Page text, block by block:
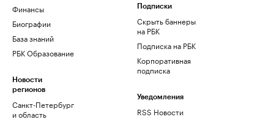
Финансы
Биографии
База знаний
РБК Образование
Новости
регионов
Санкт-Петербург
и область
Подписки
Скрыть баннеры
на РБК
Подписка на РБК
Корпоративная
подписка
Уведомления
RSS Новости